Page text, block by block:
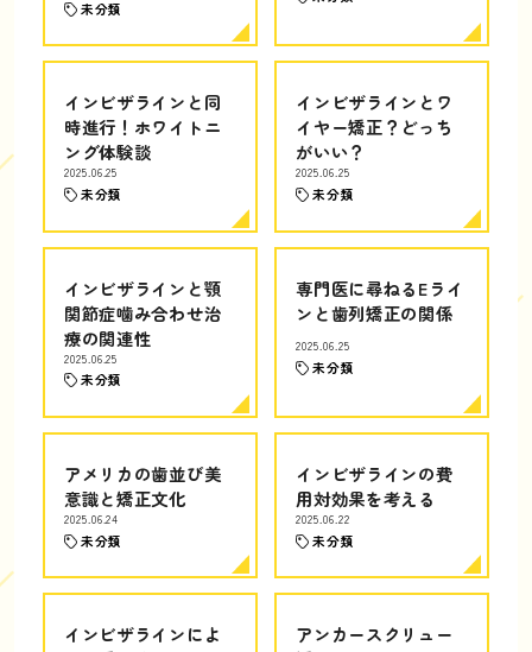
未分類
インビザラインと同
時進行！ホワイトニ
ング体験談
2025.06.25
未分類
インビザラインとワ
イヤー矯正？どっち
がいい？
2025.06.25
未分類
インビザラインと顎
関節症噛み合わせ治
療の関連性
2025.06.25
未分類
専門医に尋ねるEライ
ンと歯列矯正の関係
2025.06.25
未分類
アメリカの歯並び美
意識と矯正文化
2025.06.24
未分類
インビザラインの費
用対効果を考える
2025.06.22
未分類
インビザラインによ
アンカースクリュー